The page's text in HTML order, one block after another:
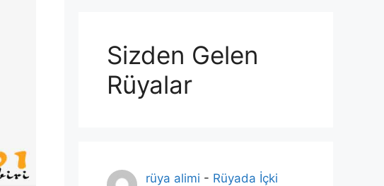
Sizden Gelen
Rüyalar
rüya alimi - Rüyada İçki